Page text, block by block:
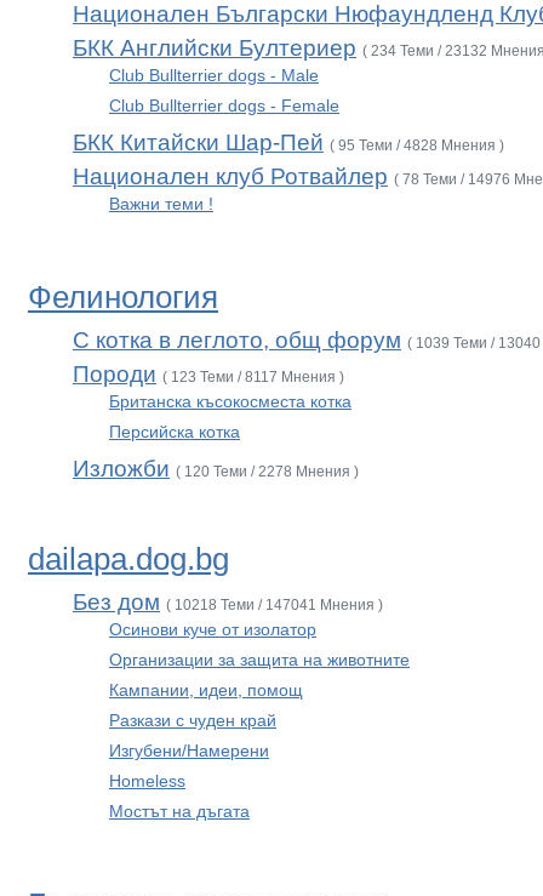
Национален Български Нюфаундленд
БКК Английски Бултериер ( 234 Теми / 23132
Club Bullterrier dogs - Male
Club Bullterrier dogs - Female
БКК Китайски Шар-Пей ( 95 Теми / 4828 Мнения )
Национален клуб Ротвайлер ( 78 Теми / 14976
Важни теми !
Фелинология
С котка в леглото, общ форум ( 1039 Теми /
Породи ( 123 Теми / 8117 Мнения )
Британска късокосместа котка
Персийска котка
Изложби ( 120 Теми / 2278 Мнения )
dailapa.dog.bg
Без дом ( 10218 Теми / 147041 Мнения )
Осинови куче от изолатор
Организации за защита на животните
Кампании, идеи, помощ
Разкази с чуден край
Изгубени/Намерени
Homeless
Мостът на дъгата